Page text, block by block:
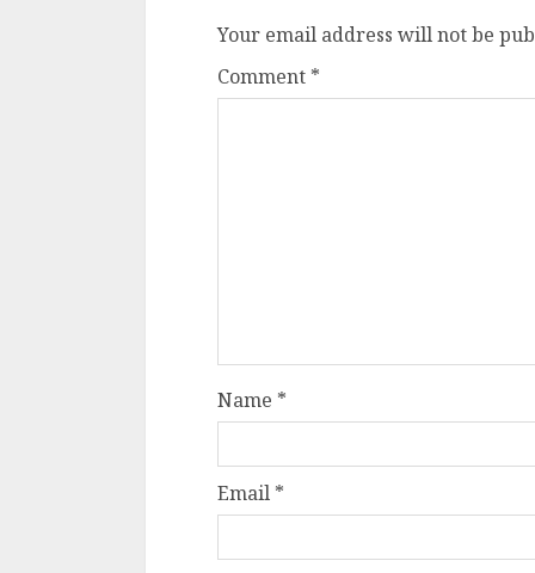
Your email address will not be
Comment *
Name *
Email *